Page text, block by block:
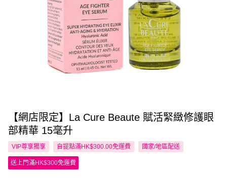
【網店限定】La Cure Beaute 賦活緊緻修護眼
部精華 15毫升
VIP尊享獨享 自提點滿HK$300.00免運費 國家/地區配送
送上門滿HK$300免運費